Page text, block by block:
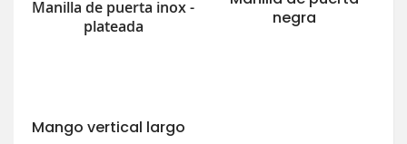
Manilla de puerta inox -
plateada
negra
Mango vertical largo